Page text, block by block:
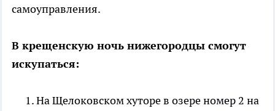
самоуправления.
В крещенскую ночь нижегородцы смогут
искупаться:
На Щелоковском хуторе в озере номер 2 на